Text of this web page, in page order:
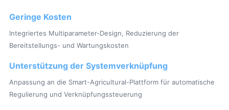
Geringe Kosten
Integriertes Multiparameter-Design, Reduzierung der
Bereitstellungs- und Wartungskosten
Unterstützung der Systemverknüpfung
Anpassung an die Smart-Agricultural-Plattform für automatische
Regulierung und Verknüpfungssteuerung